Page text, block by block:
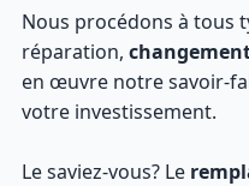
Nous procédons à tous
réparation,
en œuvre notre savoir-
votre investissement.
Le saviez-vous? Le